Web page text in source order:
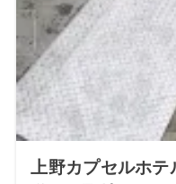
上野カプセルホテ